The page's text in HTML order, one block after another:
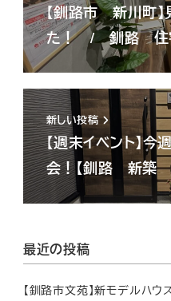
【釧路市 新川町】
た！ / 釧路 住
新しい投稿
【週末イベント】
会！【釧路 新
最近の投稿
【釧路市文苑】新モデルハ